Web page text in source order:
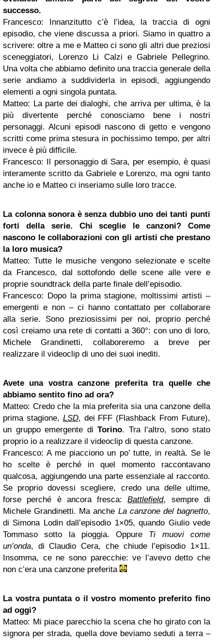
successo.
Francesco: Innanzitutto c’è l’idea, la traccia di ogni
episodio, che viene discussa a priori. Siamo in quattro a
scrivere: oltre a me e Matteo ci sono gli altri due preziosi
sceneggiatori, Lorenzo Li Calzi e Gabriele Pellegrino.
Una volta che abbiamo definito una traccia generale della
serie andiamo a suddividerla in episodi, aggiungendo
elementi a ogni singola puntata.
Matteo: La parte dei dialoghi, che arriva per ultima, è la
più divertente perché conosciamo bene i nostri
personaggi. Alcuni episodi nascono di getto e vengono
scritti come prima stesura in pochissimo tempo, per altri
invece è più difficile.
Francesco: Il personaggio di Sara, per esempio, è quasi
interamente scritto da Gabriele e Lorenzo, ma ogni tanto
anche io e Matteo ci inseriamo sulle loro tracce.
La colonna sonora è senza dubbio uno dei tanti punti
forti della serie. Chi sceglie le canzoni? Come
nascono le collaborazioni con gli artisti che prestano
la loro musica?
Matteo: Tutte le musiche vengono selezionate e scelte
da Francesco, dal sottofondo delle scene alle vere e
proprie soundtrack della parte finale dell’episodio.
Francesco: Dopo la prima stagione, moltissimi artisti –
emergenti e non – ci hanno contattato per collaborare
alla serie. Sono preziosissimi per noi, proprio perché
così creiamo una rete di contatti a 360°: con uno di loro,
Michele Grandinetti, collaboreremo a breve per
realizzare il videoclip di uno dei suoi inediti.
Avete una vostra canzone preferita tra quelle che
abbiamo sentito fino ad ora?
Matteo: Credo che la mia preferita sia una canzone della
prima stagione, LSD, dei FFF (Flashback From Future),
un gruppo emergente di Torino. Tra l’altro, sono stato
proprio io a realizzare il videoclip di questa canzone.
Francesco: A me piacciono un po’ tutte, in realtà. Se le
ho scelte è perché in quel momento raccontavano
qualcosa, aggiungendo una parte essenziale al racconto.
Se proprio dovessi scegliere, credo una delle ultime,
forse perché è ancora fresca:Battlefield, sempre di
Michele Grandinetti. Ma anche La canzone del bagnetto,
di Simona Lodin dall’episodio 1×05, quando Giulio vede
Tommaso sotto la pioggia. Oppure Ti muovi come
un’onda, di Claudio Cera, che chiude l’episodio 1×11.
Insomma, ce ne sono parecchie: ve l’avevo detto che
non c’era una canzone preferita
La vostra puntata o il vostro momento preferito fino
ad oggi?
Matteo: Mi piace parecchio la scena che ho girato con la
signora per strada, quella dove beviamo seduti a terra –